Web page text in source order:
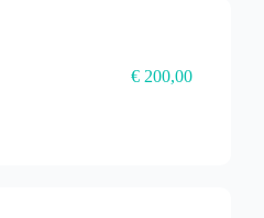
€ 200,00